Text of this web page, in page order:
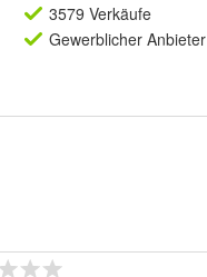
3579 Verkäufe
Gewerblicher Anbieter